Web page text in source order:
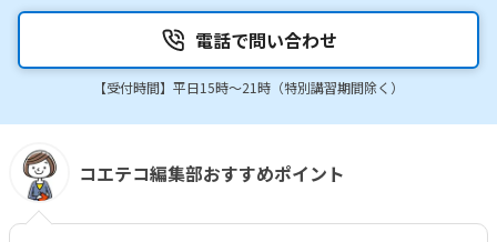
電話で問い合わせ
【受付時間】平日15時〜21時（特別講習期間除く）
コエテコ編集部おすすめポイント